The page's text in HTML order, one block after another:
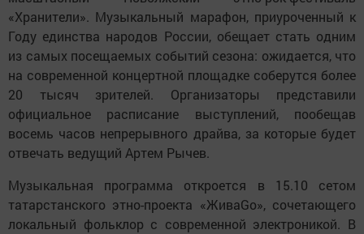
«Хранители». Музыкальный марафон, приуроченный к
Году единства народов России, обещает стать одним
из самых посещаемых событий сезона: ожидается, что
на современной концертной площадке соберутся более
20 тысяч зрителей. Организаторы представили
официальное расписание выступлений, пообещав
восемь часов непрерывного драйва, за которые будет
отвечать ведущий Артем Рычев.
Музыкальная программа откроется в 15.10 сетом
татарстанского этно-проекта «ЖиваGo», сочетающего
локальный фольклор с современной электроникой. В